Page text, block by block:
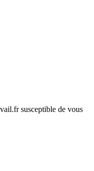
susceptible de vous